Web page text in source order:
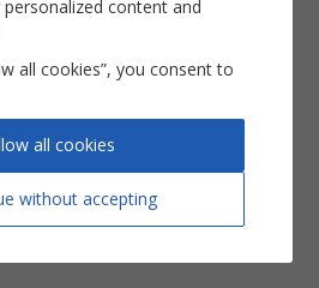
content and
all cookies”, you consent to
without accepting
all cookies